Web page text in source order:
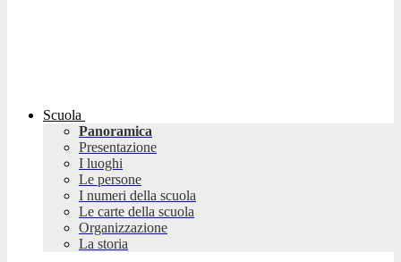
Scuola
Panoramica
Presentazione
I luoghi
Le persone
I numeri della scuola
Le carte della scuola
Organizzazione
La storia